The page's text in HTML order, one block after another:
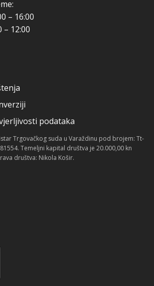
– 16:00
– 12:00
podataka
Trgovačkog suda u Varaždinu pod brojem: Tt-
Temeljni kapital društva je 20.000,00 kn
društva: Nikola Košir.